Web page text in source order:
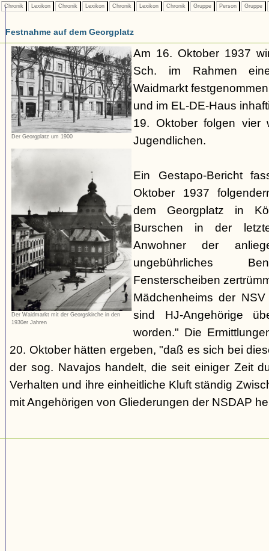
Chronik Lexikon Chronik Lexikon Chronik Lexikon Chronik Gruppe Person Gruppe
Festnahme auf dem Georgplatz
Der Georgplatz um 1900
Der Waidmarkt mit der Georgskirche in den
1930er Jahren
Am 16. Oktober 1937
Sch. im Rahmen
Waidmarkt
und im EL-DE-Haus
19. Oktober folgen vier
Jugendlichen.
Ein Gestapo-Bericht
Oktober 1937
dem Georgplatz in
Burschen in der
Anwohner der
ungebührliches
Fensterscheiben
Mädchenheims der
sind HJ-Angehörige
worden." Die
20. Oktober hätten ergeben, "daß es sich bei
der sog. Navajos handelt, die seit einiger Zeit
Verhalten und ihre einheitliche Kluft ständig
mit Angehörigen von Gliederungen der NSDAP